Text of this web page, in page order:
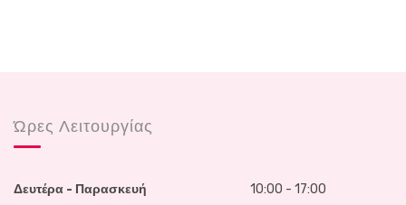
Ώρες Λειτουργίας
Δευτέρα - Παρασκευή 10:00 - 17:00